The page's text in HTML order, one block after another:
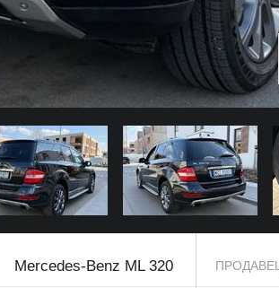
Mercedes-Benz ML 320